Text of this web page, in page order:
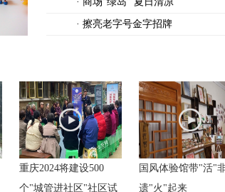
· 擦亮老字号金字招牌
重庆2024将建设500
个"城管进社区"社区试
国风体验馆带"活"
遗"火"起来